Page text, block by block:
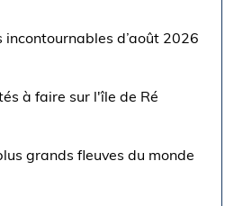
incontournables d’août 2026
à faire sur l'île de Ré
grands fleuves du monde